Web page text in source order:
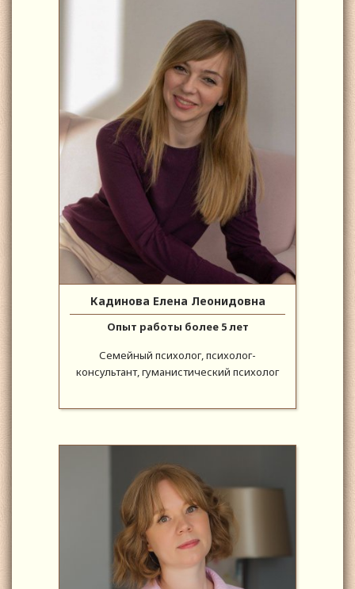
Кадинова Елена Леонидовна
Опыт работы более 5 лет
Семейный психолог, психолог-
консультант, гуманистический психолог